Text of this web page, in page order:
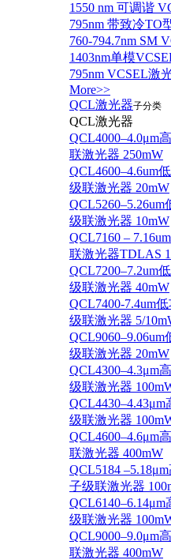
1550 nm 可调谐
795nm 带致冷TO
760-794.7nm SM
1403nm单模
795nm VCSEL激
More>>
QCL激光器子分类
QCL激光器
QCL4000–4.0μm
联激光器 250mW
QCL4600–4.6um
级联激光器 20mW
级联激光器 10mW
QCL7160 –
联激光器TDLAS
QCL7200–7.2um
级联激光器 40mW
QCL7400-7.4um
级联激光器 5/
级联激光器 20mW
QCL4300–4.3μm
级联激光器
级联激光器
QCL4600–4.6μm
联激光器 400mW
QCL5184
子级联激光器
级联激光器
QCL9000–9.0μm
联激光器 400mW